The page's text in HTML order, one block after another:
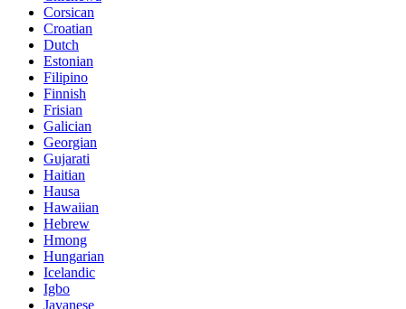
Corsican
Croatian
Dutch
Estonian
Filipino
Finnish
Frisian
Galician
Georgian
Gujarati
Haitian
Hausa
Hawaiian
Hebrew
Hmong
Hungarian
Icelandic
Igbo
Javanese